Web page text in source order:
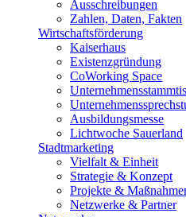
Ausschreibungen
Zahlen, Daten, Fakten
Wirtschaftsförderung
Kaiserhaus
Existenzgründung
CoWorking Space
Ausbildungsmesse
Lichtwoche Sauerland
Stadtmarketing
Vielfalt & Einheit
Strategie & Konzept
Projekte &
Netzwerke & Partner